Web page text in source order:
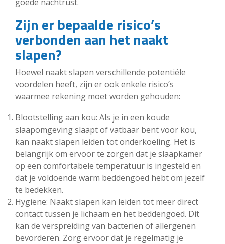
Zijn er bepaalde risico’s
verbonden aan het naakt
slapen?
Hoewel naakt slapen verschillende potentiële
voordelen heeft, zijn er ook enkele risico’s
waarmee rekening moet worden gehouden:
Blootstelling aan kou: Als je in een koude
slaapomgeving slaapt of vatbaar bent voor kou,
kan naakt slapen leiden tot onderkoeling. Het is
belangrijk om ervoor te zorgen dat je slaapkamer
op een comfortabele temperatuur is ingesteld en
dat je voldoende warm beddengoed hebt om jezelf
te bedekken.
Hygiëne: Naakt slapen kan leiden tot meer direct
contact tussen je lichaam en het beddengoed. Dit
kan de verspreiding van bacteriën of allergenen
bevorderen. Zorg ervoor dat je regelmatig je